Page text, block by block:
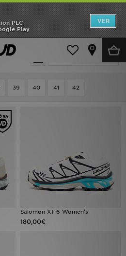
PLC
Play
VER
Actualizar a pesquisa
39 40 41 42
Salomon XT-6 Women's
180,00€